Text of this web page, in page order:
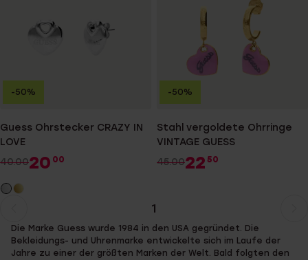
Guess Ohrstecker CRAZY IN
LOVE
40.0020 00
-50%
Stahl vergoldete Ohrringe
VINTAGE GUESS
45.0022 50
-50%
Seite
1
zur
Seite
Die Marke Guess wurde 1984 in den USA gegründet. Die
Bekleidungs- und Uhrenmarke entwickelte sich im Laufe der
Jahre zu einer der größten Marken der Welt. Bald folgten den